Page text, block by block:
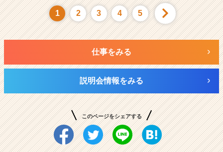
1 2 3 4 5
仕事をみる
説明会情報をみる
このページをシェアする